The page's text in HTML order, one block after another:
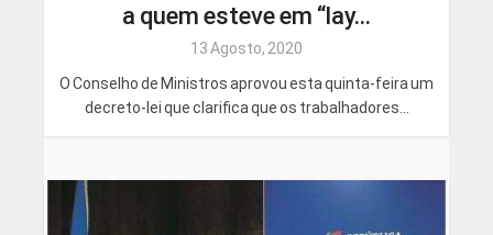
a quem esteve em “lay...
13 Agosto, 2020
O Conselho de Ministros aprovou esta quinta-feira um
decreto-lei que clarifica que os trabalhadores...